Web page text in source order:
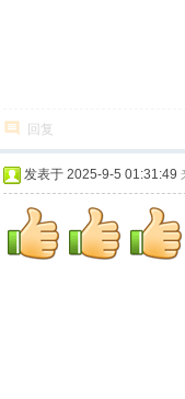
回复
发表于 2025-9-5 01:31:49